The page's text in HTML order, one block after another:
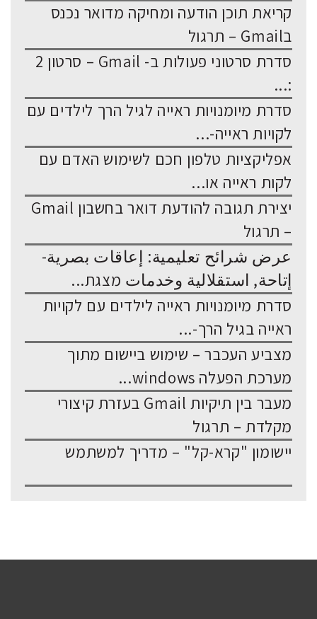
קריאת תוכן הודעה ומחיקה מדואר נכנס
בGmail – תרגול
סדרת סרטוני פעולות ב- Gmail – סרטון 2
:...
סדרת מיומנויות ראייה לגיל הרך לילדים עם
לקויות ראייה-...
אפליקציות טלפון חכם לשימוש האדם עם
לקות ראייה או...
יצירת תגובה להודעת דואר בחשבון Gmail
– תרגול
عرض شرائح تعليمية: إعاقات بصرية-
إتاحة, استقلالية وخدمات מצגת...
סדרת מיומנויות ראייה לילדים עם לקויות
ראייה בגיל הרך-...
מצביע העכבר – שימוש ביישום מתוך
מערכת הפעלה windows...
מעבר בין תיקיות Gmail בעזרת קיצורי
מקלדת – תרגול
יישומון "קרא-קל" – מדריך למשתמש